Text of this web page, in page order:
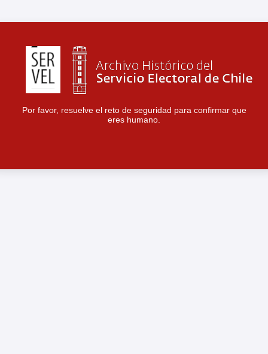
Por favor, resuelve el reto de seguridad para confirmar que
eres humano.